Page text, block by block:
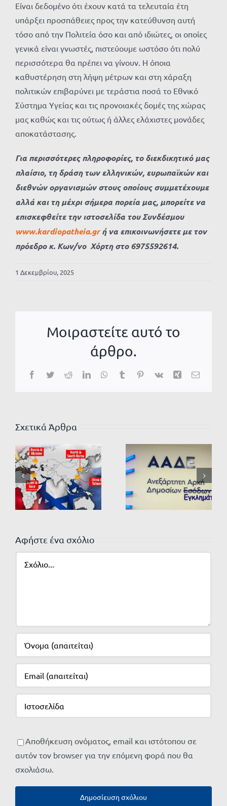
Είναι δεδομένο ότι έχουν κατά τα τελευταία έτη
υπάρξει προσπάθειες προς την κατεύθυνση αυτή
τόσο από την Πολιτεία όσο και από ιδιώτες, οι οποίες
γενικά είναι γνωστές, πιστεύουμε ωστόσο ότι πολύ
περισσότερα θα πρέπει να γίνουν. Η όποια
καθυστέρηση στη λήψη μέτρων και στη χάραξη
πολιτικών επιβαρύνει με τεράστια ποσά το Εθνικό
Σύστημα Υγείας και τις προνοιακές δομές της χώρας
μας καθώς και τις ούτως ή άλλες ελάχιστες μονάδες
αποκατάστασης.
Για περισσότερες πληροφορίες, το διεκδικητικό μας
πλαίσιο, τη δράση των ελληνικών, ευρωπαϊκών και
διεθνών οργανισμών στους οποίους συμμετέχουμε
αλλά και τη μέχρι σήμερα πορεία μας, μπορείτε να
επισκεφθείτε την ιστοσελίδα του Συνδέσμου
www.kardiopatheia.grή να επικοινωνήσετε με τον
πρόεδρο κ. Κων/νο Χόρτη στο 6975592614.
1 Δεκεμβρίου, 2025
Μοιραστείτε αυτό το
άρθρο.
Facebook
TwitterRedditLinkedInWhatsApp
TumblrPinterest
Vk Xing Email
Σχετικά Άρθρα
Αφήστε ένα σχόλιο
Αποθήκευση ονόματος, email και ιστότοπου σε
αυτόν τον browser για την επόμενη φορά που θα
σχολιάσω.